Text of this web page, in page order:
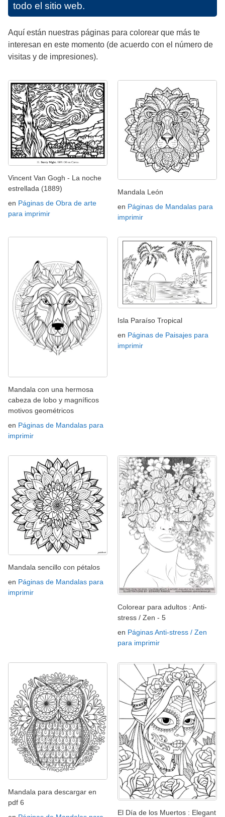
todo el sitio web.
Aquí están nuestras páginas para colorear que más te
interesan en este momento (de acuerdo con el número de
visitas y de impresiones).
Vincent Van Gogh - La noche
estrellada (1889)
en Páginas de Obra de arte
para imprimir
Mandala León
en Páginas de Mandalas para
imprimir
Mandala con una hermosa
cabeza de lobo y magníficos
motivos geométricos
en Páginas de Mandalas para
imprimir
Isla Paraíso Tropical
en Páginas de Paisajes para
imprimir
Mandala sencillo con pétalos
en Páginas de Mandalas para
imprimir
Colorear para adultos : Anti-
stress / Zen - 5
en Páginas Anti-stress / Zen
para imprimir
Mandala para descargar en
pdf 6
El Día de los Muertos : Elegant